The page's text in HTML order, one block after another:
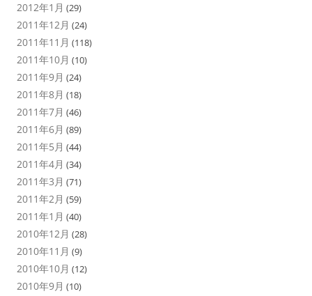
2012年1月 (29)
2011年12月 (24)
2011年11月 (118)
2011年10月 (10)
2011年9月 (24)
2011年8月 (18)
2011年7月 (46)
2011年6月 (89)
2011年5月 (44)
2011年4月 (34)
2011年3月 (71)
2011年2月 (59)
2011年1月 (40)
2010年12月 (28)
2010年11月 (9)
2010年10月 (12)
2010年9月 (10)